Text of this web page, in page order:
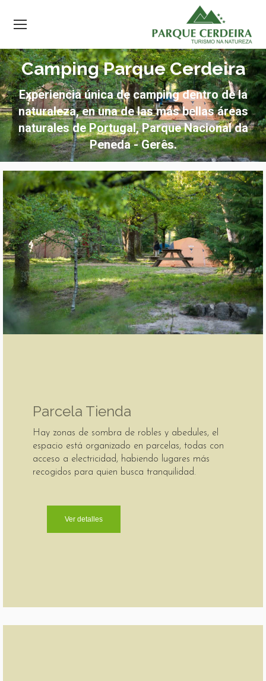
Camping Parque Cerdeira
Experiencia única de camping dentro de la
naturaleza, en una de las más bellas áreas
naturales de Portugal, Parque Nacional da
Peneda - Gerês.
Parcela Tienda
Hay zonas de sombra de robles y abedules, el
espacio está organizado en parcelas, todas con
acceso a electricidad, habiendo lugares más
recogidos para quien busca tranquilidad.
Ver detalles